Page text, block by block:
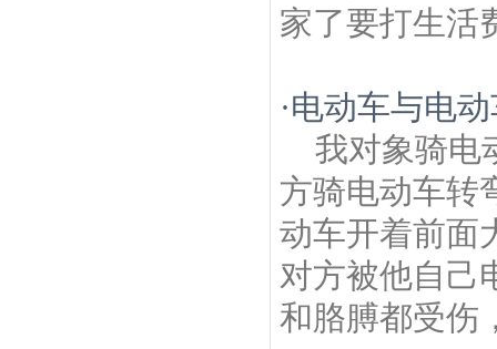
家了要打生活
·电动车与电
我对象骑电
方骑电动车转
动车开着前面
对方被他自己
和胳膊都受伤